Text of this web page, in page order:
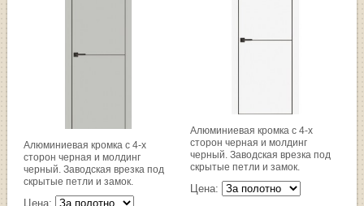
Алюминиевая кромка с 4-х
сторон черная и молдинг
черный. Заводская врезка под
скрытые петли и замок.
Цена:
Алюминиевая кромка с 4-х
сторон черная и молдинг
черный. Заводская врезка под
скрытые петли и замок.
Цена: